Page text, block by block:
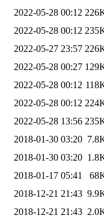
2022-05-28 00:12
2022-05-28 00:12
2022-05-27 23:57
2022-05-28 00:27
2022-05-28 00:12
2022-05-28 00:12
2022-05-28 13:56
2018-01-30 03:20
2018-01-30 03:20
2018-01-17 05:41
2018-12-21 21:43
2018-12-21 21:43